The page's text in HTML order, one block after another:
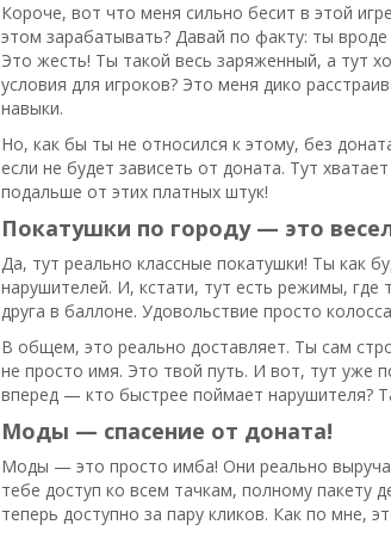
Короче, вот что меня сильно бесит в этой
этом зарабатывать? Давай по факту: ты
Это жесть! Ты такой весь заряженный, а тут
условия для игроков? Это меня дико
навыки.
Но, как бы ты не относился к этому, без
если не будет зависеть от доната. Тут
подальше от этих платных штук!
Покатушки по городу — это
Да, тут реально классные покатушки! Ты как
нарушителей. И, кстати, тут есть режимы,
друга в баллоне. Удовольствие просто
В общем, это реально доставляет. Ты сам
не просто имя. Это твой путь. И вот, тут уже
вперед — кто быстрее поймает нарушителя?
Моды — спасение от доната!
Моды — это просто имба! Они реально
тебе доступ ко всем тачкам, полному пакету
теперь доступно за пару кликов. Как по мне,